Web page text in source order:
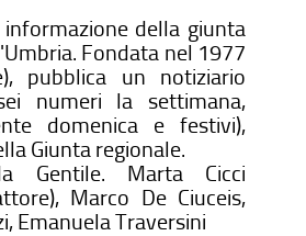
informazione della giunta
Fondata nel 1977
pubblica un notiziario
numeri la settimana,
domenica e festivi),
Giunta regionale.
Gentile. Marta Cicci
Marco De Ciuceis,
Emanuela Traversini